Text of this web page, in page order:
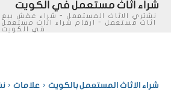
شراء اثاث مستعمل في الكويت
نشتري الاثاث المستعمل - شراء عفش بيع
اثاث مستعمل - ارقام شراء اثاث مستعمل
في الكويت
شراء الاثاث المستعمل بالكويت علامات